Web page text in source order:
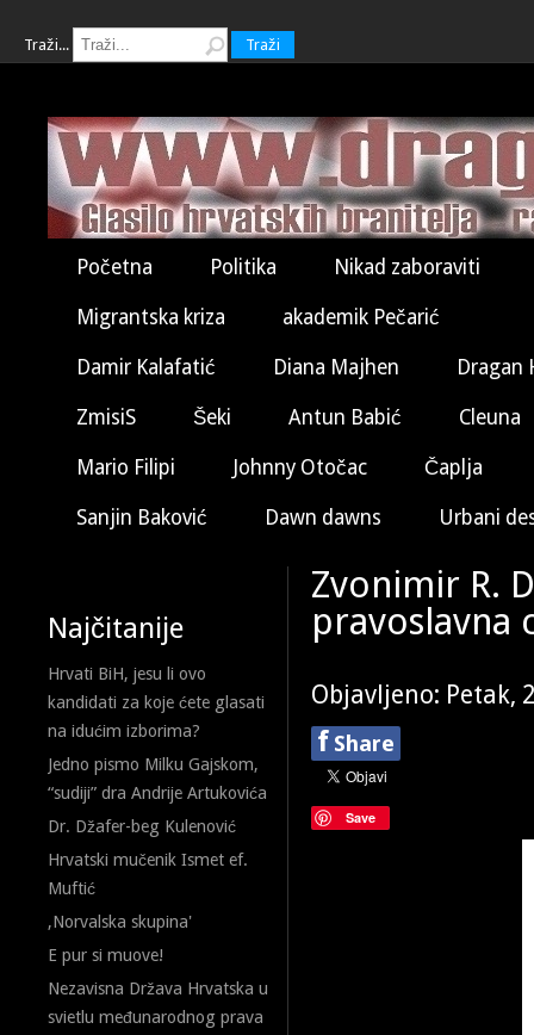
Traži... Traži
Početna Politika Nikad zaboraviti
Migrantska kriza akademik Pečarić
Damir Kalafatić Diana Majhen Dragan
ZmisiS Šeki Antun Babić Cleuna
Mario Filipi Johnny Otočac Čaplja
Sanjin Baković Dawn dawns Urbani
Najčitanije
Hrvati BiH, jesu li ovo
kandidati za koje ćete glasati
na idućim izborima?
Jedno pismo Milku Gajskom,
“sudiji” dra Andrije Artukovića
Dr. Džafer-beg Kulenović
Hrvatski mučenik Ismet ef.
Muftić
,Norvalska skupina'
E pur si muove!
Nezavisna Država Hrvatska u
svietlu međunarodnog prava
Zvonimir R.
pravoslavna
Objavljeno: Petak,
f Share
Save